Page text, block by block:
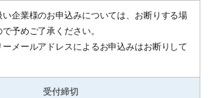
企業様のお申込みについては、お断りする場
予めご了承ください。
メールアドレスによるお申込みはお断りして
受付締切